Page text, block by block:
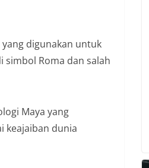
digunakan untuk
Roma dan salah
Maya yang
keajaiban dunia